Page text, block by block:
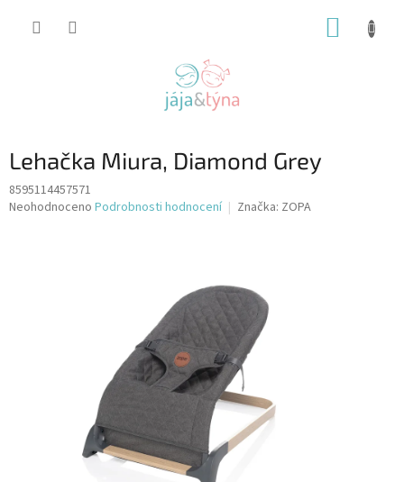
Lehačka Miura, Diamond Grey
8595114457571
Průměrné
Neohodnoceno Podrobnosti hodnocení Značka: ZOPA